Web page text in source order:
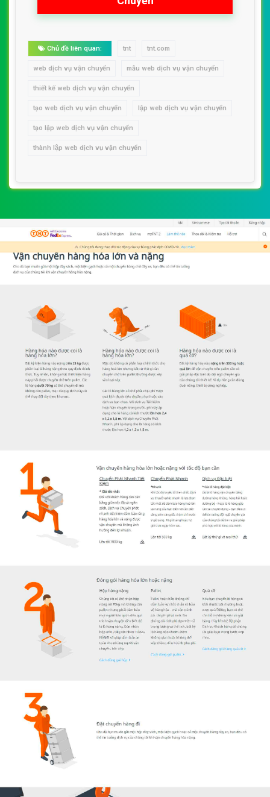
Chủ đề liên quan: tnt tnt.com
web dịch vụ vận chuyển mẫu web dịch vụ vận chuyển
thiết kế web dịch vụ vận chuyển
tạo web dịch vụ vận chuyển lập web dịch vụ vận chuyển
tạo lập web dịch vụ vận chuyển
thành lập web dịch vụ vận chuyển